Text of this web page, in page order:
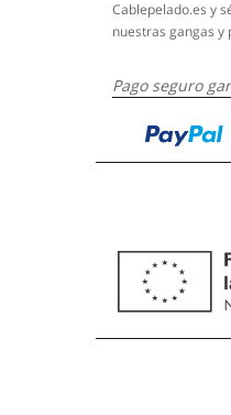
Cablepelado.es y
nuestras gangas y
Pago seguro